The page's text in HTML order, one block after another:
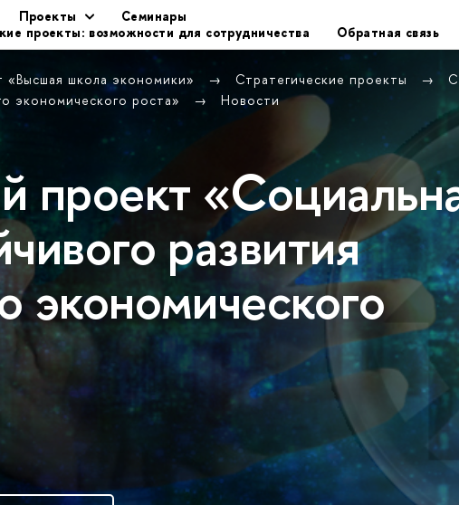
Проекты
Семинары
проекты: возможности для сотрудничества
Обратная связь
«Высшая школа экономики» Стратегические проекты
экономического роста»
Новости
проект
развития
экономического